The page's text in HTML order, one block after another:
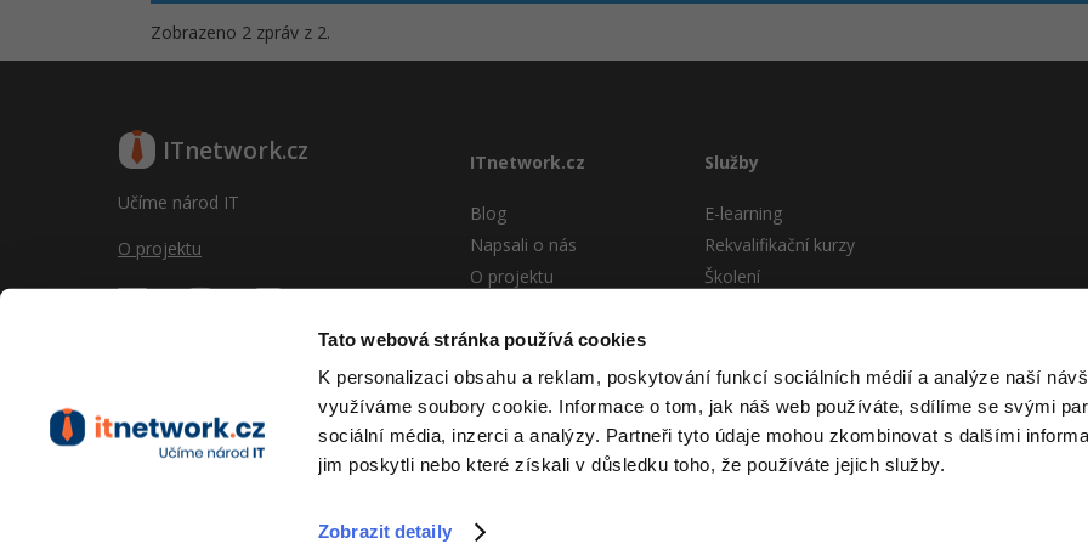
Tato webová stránka používá cookies
K personalizaci obsahu a reklam, poskytování funkcí sociálních médií a analýze naší
využíváme soubory cookie. Informace o tom, jak náš web používáte, sdílíme se svými
sociální média, inzerci a analýzy. Partneři tyto údaje mohou zkombinovat s dalšími
jim poskytli nebo které získali v důsledku toho, že používáte jejich služby.
Zobrazit detaily
Zobrazeno 2 zpráv z 2.
ITnetwork.cz
Učíme národ IT
O projektu
ITnetwork.cz
Blog
Napsali o nás
O projektu
Vývoj systému
Provozní podmínky
RSS
Kontakt
Služby
E-learning
Rekvalifikační kurzy
Školení
Copyright © 2026 itnetwork.cz. Veškerý obsah webu (pokud není uvedeno jinak) je